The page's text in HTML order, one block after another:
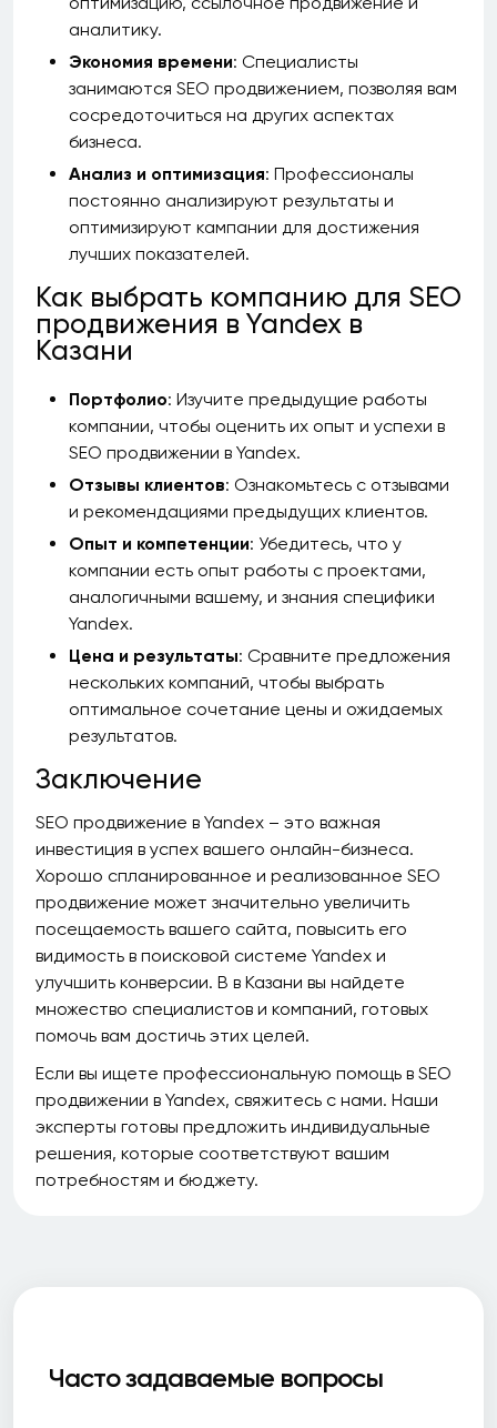
аналитику.
Экономия времени: Специалисты
занимаются SEO продвижением, позволяя вам
сосредоточиться на других аспектах
бизнеса.
Анализ и оптимизация: Профессионалы
постоянно анализируют результаты и
оптимизируют кампании для достижения
лучших показателей.
Как выбрать компанию для SEO
продвижения в Yandex в
Казани
Портфолио: Изучите предыдущие работы
компании, чтобы оценить их опыт и успехи в
SEO продвижении в Yandex.
Отзывы клиентов: Ознакомьтесь с отзывами
и рекомендациями предыдущих клиентов.
Опыт и компетенции: Убедитесь, что у
компании есть опыт работы с проектами,
аналогичными вашему, и знания специфики
Yandex.
Цена и результаты: Сравните предложения
нескольких компаний, чтобы выбрать
оптимальное сочетание цены и ожидаемых
результатов.
Заключение
SEO продвижение в Yandex – это важная
инвестиция в успех вашего онлайн-бизнеса.
Хорошо спланированное и реализованное SEO
продвижение может значительно увеличить
посещаемость вашего сайта, повысить его
видимость в поисковой системе Yandex и
улучшить конверсии. В в Казани вы найдете
множество специалистов и компаний, готовых
помочь вам достичь этих целей.
Если вы ищете профессиональную помощь в SEO
продвижении в Yandex, свяжитесь с нами. Наши
эксперты готовы предложить индивидуальные
решения, которые соответствуют вашим
потребностям и бюджету.
Часто задаваемые вопросы